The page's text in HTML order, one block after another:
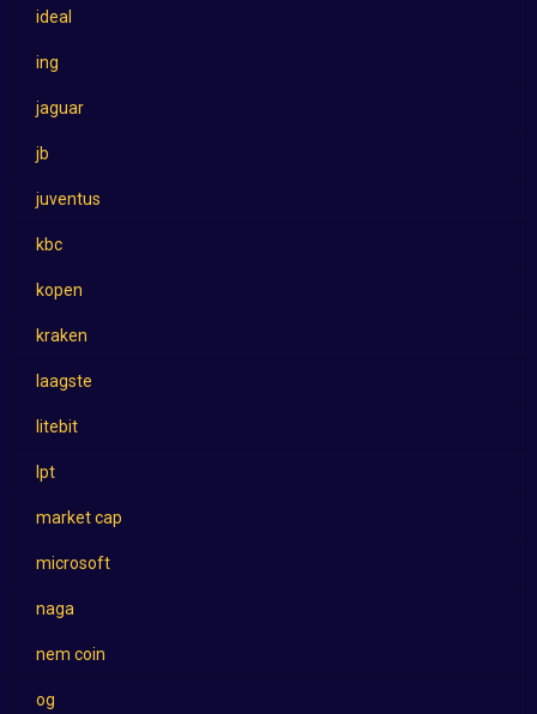
ideal
ing
jaguar
jb
juventus
kbc
kopen
kraken
laagste
litebit
lpt
market cap
microsoft
naga
nem coin
og